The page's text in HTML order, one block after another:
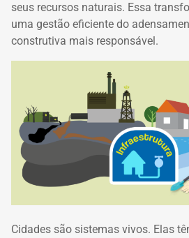
seus recursos naturais. Essa
uma gestão eficiente do
construtiva mais responsável.
Cidades são sistemas vivos. Elas